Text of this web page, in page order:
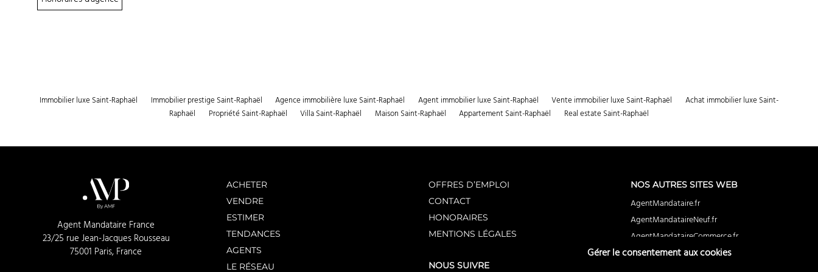
Gérer le consentement aux cookies
Immobilier luxe Saint-Raphaël Immobilier prestige Saint-Raphaël Agence immobilière luxe Saint-Raphaël Agent immobilier luxe Saint-Raphaël Vente immobilier luxe Saint-Raphaël
Achat immobilier luxe Saint-
Raphaël
Propriété Saint-Raphaël Villa Saint-Raphaël Maison Saint-Raphaël Appartement Saint-Raphaël Real estate Saint-Raphaël
Agent Mandataire France
23/25 rue Jean-Jacques Rousseau
75001 Paris, France
ACHETER
VENDRE
ESTIMER
TENDANCES
AGENTS
LE RÉSEAU
OFFRES D’EMPLOI
CONTACT
HONORAIRES
MENTIONS LÉGALES
NOUS SUIVRE
NOS AUTRES SITES WEB
AgentMandataire.fr
AgentMandataireNeuf.fr
AgentMandataireCommerce.fr
BuyerAgent.fr